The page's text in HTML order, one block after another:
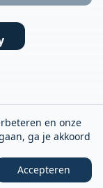
en onze
ga je akkoord
Accepteren